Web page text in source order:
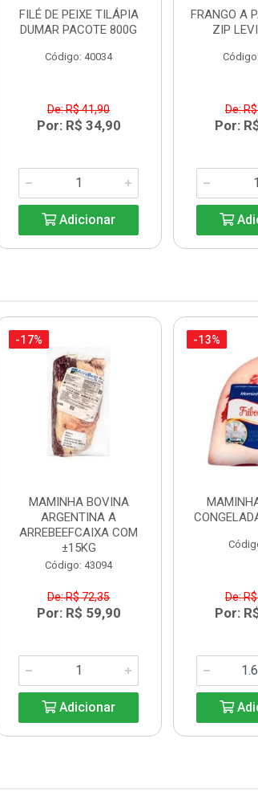
FILÉ DE PEIXE TILÁPIA
DUMAR PACOTE 800G
Código: 40034
De: R$ 41,90
Por: R$ 34,90
Adicionar
FRANGO A
ZIP
De:
Por:
-17%
MAMINHA BOVINA
ARGENTINA A
ARREBEEFCAIXA COM
±15KG
Código: 43094
De: R$ 72,35
Por: R$ 59,90
Adicionar
-13%
De:
Por: